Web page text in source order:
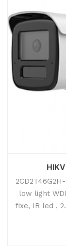
low light
fixe, IR led ,